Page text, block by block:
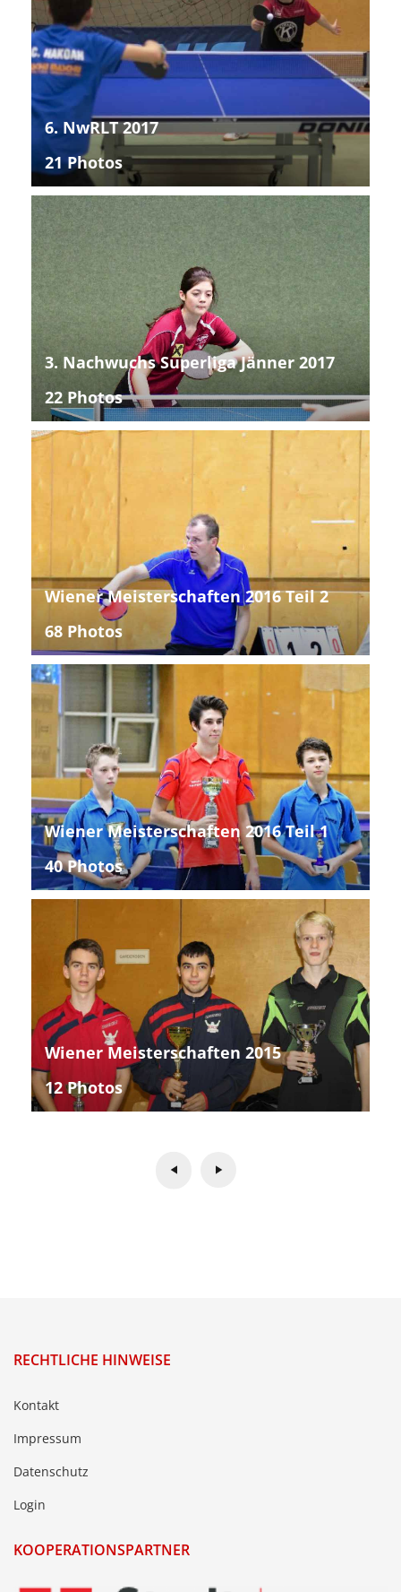
6. NwRLT 2017
21 Photos
3. Nachwuchs Superliga Jänner 2017
22 Photos
Wiener Meisterschaften 2016 Teil 2
68 Photos
Wiener Meisterschaften 2016 Teil 1
40 Photos
Wiener Meisterschaften 2015
12 Photos
RECHTLICHE HINWEISE
Kontakt
Impressum
Datenschutz
Login
KOOPERATIONSPARTNER